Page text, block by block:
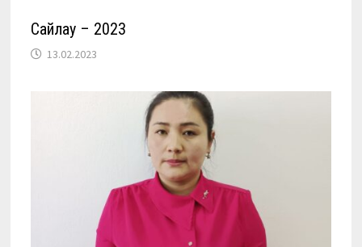
Сайлау – 2023
13.02.2023